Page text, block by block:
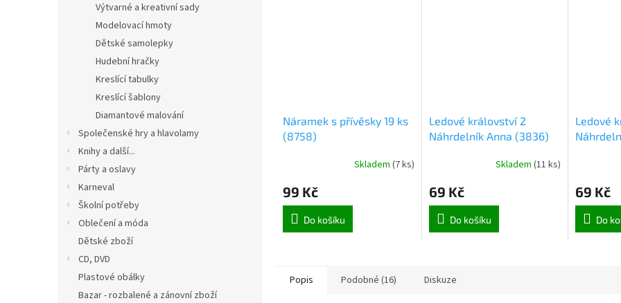
Výtvarné a kreativní sady
Modelovací hmoty
Dětské samolepky
Hudební hračky
Kreslící tabulky
Kreslící šablony
Diamantové malování
Společenské hry a hlavolamy
Knihy a další...
Párty a oslavy
Karneval
Školní potřeby
Oblečení a móda
Dětské zboží
CD, DVD
Plastové obálky
Bazar - rozbalené a zánovní zboží
Náramek s přívěsky 19 ks
(8758)
Skladem (7 ks)
99 Kč
Do košíku
Ledové království 2
Náhrdelník Anna (3836)
Skladem (11 ks)
69 Kč
Do košíku
Ledové
69 Kč
Do
Popis Podobné (16) Diskuze